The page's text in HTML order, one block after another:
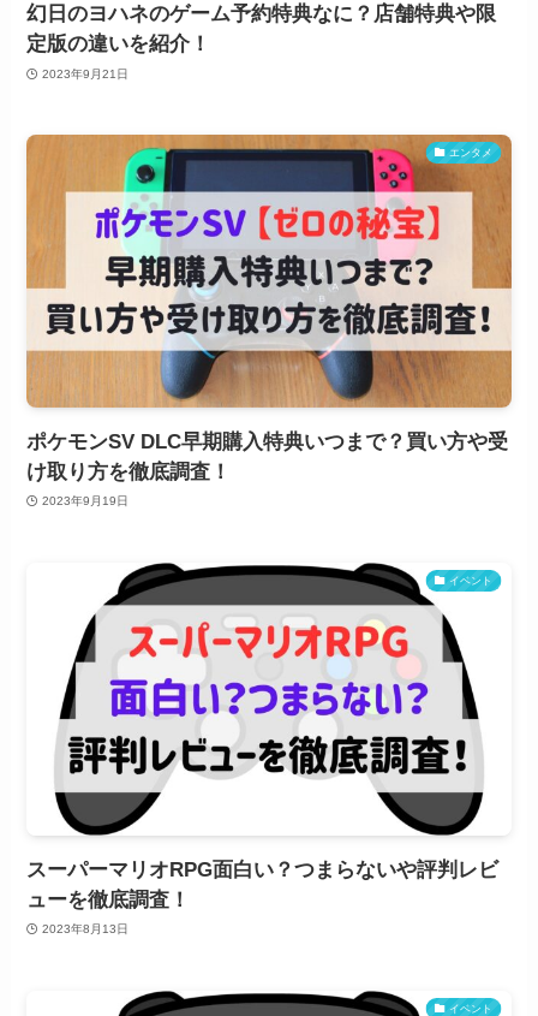
幻日のヨハネのゲーム予約特典なに？店舗特典や限
定版の違いを紹介！
2023年9月21日
エンタメ
ポケモンSV DLC早期購入特典いつまで？買い方や受
け取り方を徹底調査！
2023年9月19日
イベント
スーパーマリオRPG面白い？つまらないや評判レビ
ューを徹底調査！
2023年8月13日
イベント